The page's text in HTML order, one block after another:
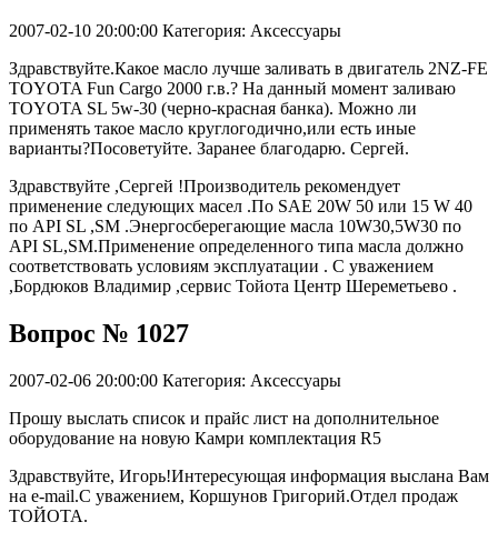
2007-02-10 20:00:00 Категория: Аксессуары
Здравствуйте.Какое масло лучше заливать в двигатель 2NZ-FE
TOYOTA Fun Cargo 2000 г.в.? На данный момент заливаю
TOYOTA SL 5w-30 (черно-красная банка). Можно ли
применять такое масло круглогодично,или есть иные
варианты?Посоветуйте. Заранее благодарю. Сергей.
Здравствуйте ,Сергей !Производитель рекомендует
применение следующих масел .По SAE 20W 50 или 15 W 40
по API SL ,SM .Энергосберегающие масла 10W30,5W30 по
АPI SL,SM.Применение определенного типа масла должно
соответствовать условиям эксплуатации . С уважением
,Бордюков Владимир ,сервис Тойота Центр Шереметьево .
Вопрос № 1027
2007-02-06 20:00:00 Категория: Аксессуары
Прошу выслать список и прайс лист на дополнительное
оборудование на новую Камри комплектация R5
Здравствуйте, Игорь!Интересующая информация выслана Вам
на e-mail.С уважением, Коршунов Григорий.Отдел продаж
ТОЙОТА.